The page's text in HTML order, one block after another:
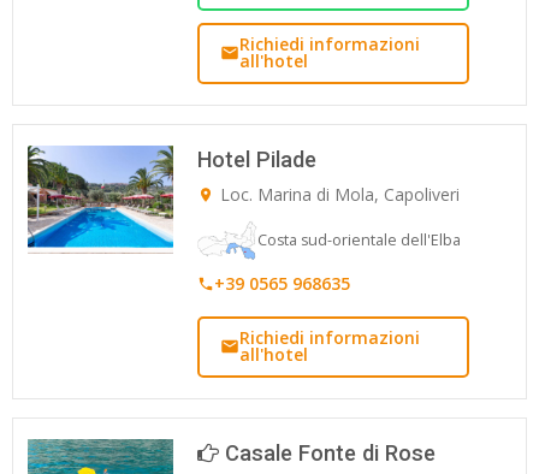
Richiedi informazioni
all'hotel
Hotel Pilade
Loc. Marina di Mola, Capoliveri
Costa sud-orientale dell'Elba
+39 0565 968635
Richiedi informazioni
all'hotel
Casale Fonte di Rose